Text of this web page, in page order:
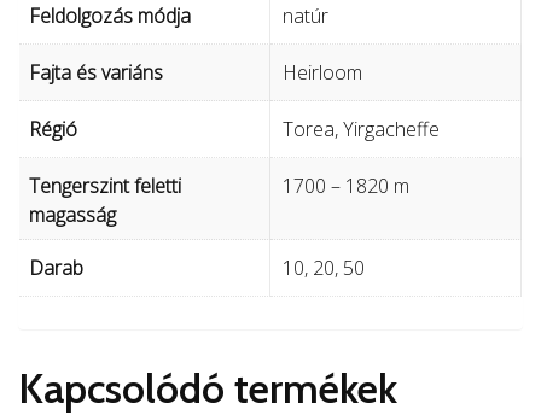
Feldolgozás módja natúr
Fajta és variáns Heirloom
Régió Torea, Yirgacheffe
Tengerszint feletti
magasság
1700 – 1820 m
Darab 10, 20, 50
Kapcsolódó termékek